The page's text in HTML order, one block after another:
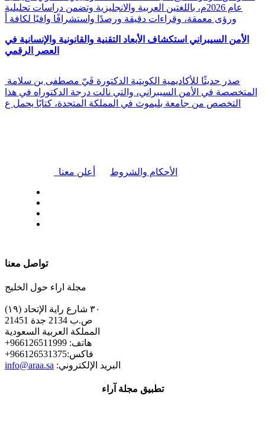
عام 2026م، باللغتين العربية والانجليزية وتضمن دراسات تحليلية
ورؤى معمقة، وقراءات دقيقة ورصدًا واستشرافًا وافيًا لكافة أ
الأمن السيبراني استكشاف الأبعاد التقنية والقانونية والإنسانية في
العصر الرقمي
المتخصصة في الأمن السيبراني، والتي نالت درجة الدكتوراه في هذا
التخصص من جامعة بليموث في المملكة المتحدة، كتابًا يحمل ع
أعلن معنا الأحكام والشروط
تواصل معنا
مجلة اراء حول الخليج
٣٠ شارع راية الإتحاد (١٩)
ص.ب 2134 جدة 21451
المملكة العربية السعودية
+هاتف: 966126511999
+فاكس:966126531375
info@araa.sa :البريد الإلكتروني
تطبيق مجلة آراء